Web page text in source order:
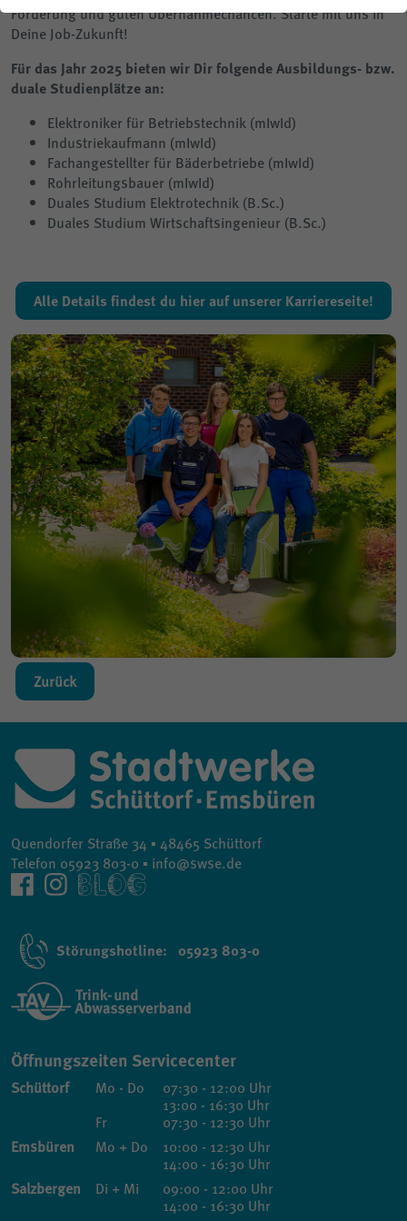
Planauskunft
Förderung und guten Übernahmechancen. Starte mit uns in
Deine Job-Zukunft!
Für das Jahr 2025 bieten wir Dir folgende Ausbildungs- bzw.
duale Studienplätze an:
Elektroniker für Betriebstechnik (mIwId)
Industriekaufmann (mIwId)
Fachangestellter für Bäderbetriebe (mIwId)
Rohrleitungsbauer (mIwId)
Duales Studium Elektrotechnik (B.Sc.)
Duales Studium Wirtschaftsingenieur (B.Sc.)
Alle Details findest du hier auf unserer Karriereseite!
Zurück
Quendorfer Straße 34 ▪ 48465 Schüttorf
Telefon 05923 803-0 ▪ info@swse.de
Störungshotline: 05923 803-0
Öffnungszeiten Servicecenter
Schüttorf
Mo - Do
Fr
07:30 - 12:00 Uhr
13:00 - 16:30 Uhr
07:30 - 12:30 Uhr
Emsbüren
Mo + Do
10:00 - 12:30 Uhr
14:00 - 16:30 Uhr
Salzbergen
Di + Mi
09:00 - 12:00 Uhr
14:00 - 16:30 Uhr